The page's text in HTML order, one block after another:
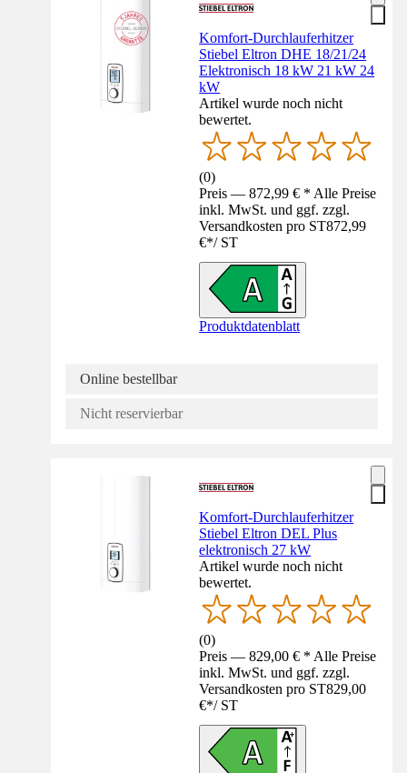
Komfort-Durchlauferhitzer
Stiebel Eltron DHE 18/21/24
Elektronisch 18 kW 21 kW 24
kW
Artikel wurde noch nicht
bewertet.
(0)
Preis — 872,99 € * Alle Preise
inkl. MwSt. und ggf. zzgl.
Versandkosten pro ST872,99
€*/ ST
Produktdatenblatt
Online bestellbar
Nicht reservierbar
Komfort-Durchlauferhitzer
Stiebel Eltron DEL Plus
elektronisch 27 kW
Artikel wurde noch nicht
bewertet.
(0)
Preis — 829,00 € * Alle Preise
inkl. MwSt. und ggf. zzgl.
Versandkosten pro ST829,00
€*/ ST